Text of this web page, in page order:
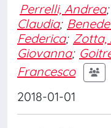
Perrelli, Andrea;
Claudia;
Federica; Zotta,
Giovanna;
Francesco
2018-01-01